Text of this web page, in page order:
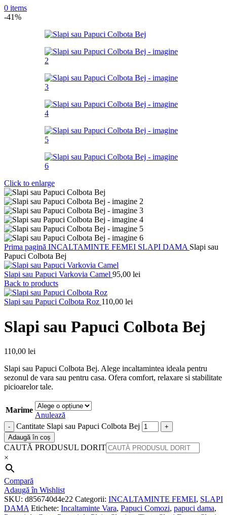
0 items
-41%
Click to enlarge
Prima pagină INCALTAMINTE FEMEI SLAPI DAMA Slapi sau
Papuci Colbota Bej
Slapi sau Papuci Varkovia Camel 95,00 lei
Back to products
Slapi sau Papuci Colbota Roz 110,00 lei
Slapi sau Papuci Colbota Bej
110,00 lei
Slapi sau Papuci Colbota Bej. Alege incaltamintea ideala pentru
sezonul de vara sau pentru casa. Ofera comfort, relaxare si stabilitate
picioarelor tale.
Marime
Anulează
Cantitate Slapi sau Papuci Colbota Bej
Adaugă în coș
CAUTĂ PRODUSUL DORIT
×
Compară
Adaugă în Wishlist
SKU: d856740d4e22 Categorii: INCALTAMINTE FEMEI, SLAPI
DAMA Etichete: Incaltaminte Vara, Papuci Comozi, papuci dama,